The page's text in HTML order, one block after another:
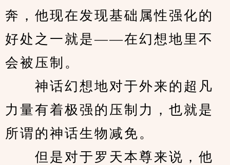
奔，他现在发现基础属性强化的
好处之一就是——在幻想地里不
会被压制。
神话幻想地对于外来的超凡
力量有着极强的压制力，也就是
所谓的神话生物减免。
但是对于罗天本尊来说，他